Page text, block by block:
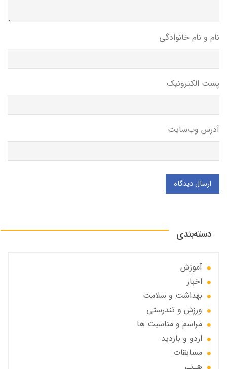
نام و نام خانوادگی
پست الکترونیک
آدرس وب‌سایت
ارسال دیدگاه
دسته‌بندی
آموزش
اخبار
بهداشت و سلامت
ورزش و تندرستی
مراسم و مناسبت ها
اردو و بازدید
مسابقات